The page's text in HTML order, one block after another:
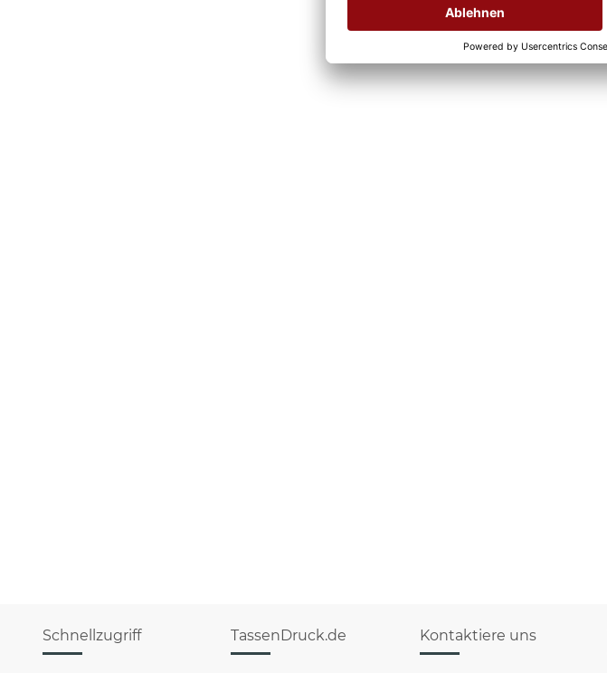
Schnellzugriff TassenDruck.de Kontaktiere uns